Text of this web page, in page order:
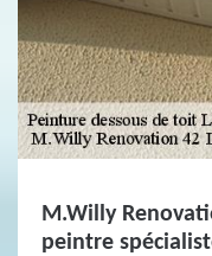
M.Willy
peintre